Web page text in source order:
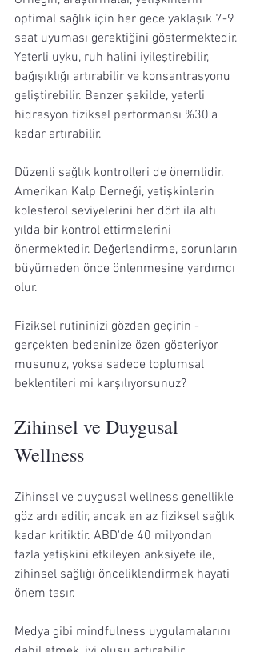
optimal sağlık için her gece yaklaşık 7-9
saat uyuması gerektiğini göstermektedir.
Yeterli uyku, ruh halini iyileştirebilir,
bağışıklığı artırabilir ve konsantrasyonu
geliştirebilir. Benzer şekilde, yeterli
hidrasyon fiziksel performansı %30'a
kadar artırabilir.
Düzenli sağlık kontrolleri de önemlidir.
Amerikan Kalp Derneği, yetişkinlerin
kolesterol seviyelerini her dört ila altı
yılda bir kontrol ettirmelerini
önermektedir. Değerlendirme, sorunların
büyümeden önce önlenmesine yardımcı
olur.
Fiziksel rutininizi gözden geçirin -
gerçekten bedeninize özen gösteriyor
musunuz, yoksa sadece toplumsal
beklentileri mi karşılıyorsunuz?
Zihinsel ve Duygusal
Wellness
Zihinsel ve duygusal wellness genellikle
göz ardı edilir, ancak en az fiziksel sağlık
kadar kritiktir. ABD'de 40 milyondan
fazla yetişkini etkileyen anksiyete ile,
zihinsel sağlığı önceliklendirmek hayati
önem taşır.
Medya gibi mindfulness uygulamalarını